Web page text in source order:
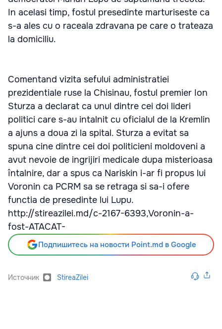
In acelasi timp, fostul presedinte marturiseste ca
s-a ales cu o raceala zdravana pe care o trateaza
la domiciliu.
Comentand vizita sefului administratiei
prezidentiale ruse la Chisinau, fostul premier Ion
Sturza a declarat ca unul dintre cei doi lideri
politici care s-au intalnit cu oficialul de la Kremlin
a ajuns a doua zi la spital. Sturza a evitat sa
spuna cine dintre cei doi politicieni moldoveni a
avut nevoie de ingrijiri medicale dupa misterioasa
întalnire, dar a spus ca Nariskin i-ar fi propus lui
Voronin ca PCRM sa se retraga si sa-i ofere
functia de presedinte lui Lupu.
http://stireazilei.md/c-2167-6393,Voronin-a-
fost-ATACAT-
Подпишитесь на новости Point.md в Google
Источник StireaZilei